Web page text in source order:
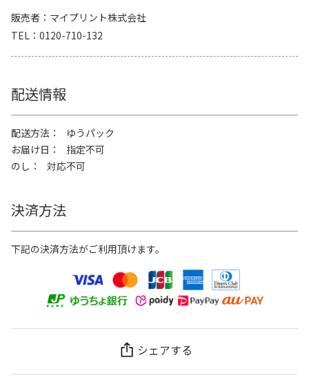
販売者
マイプリント株式会社
TEL
0120-710-132
配送情報
配送方法
ゆうパック
お届け日
指定不可
のし
対応不可
決済方法
下記の決済方法がご利用頂けます。
シェアする